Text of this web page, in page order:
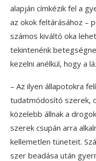
alapján címkézik fel a
az okok feltárásához –
számos kiváltó oka
tekintenénk
kezelni anélkül, hogy a
– Az ilyen állapotokra
tudatmódosító szerek,
közelebb állnak a
szerek csupán arra
kellemetlen tüneteit.
szer beadása után